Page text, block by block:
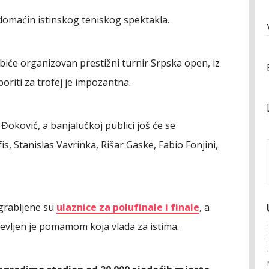
istinskog teniskog spektakla.
organizovan prestižni turnir Srpska open, iz
za trofej je impozantna.
a banjalučkoj publici još će se
Stanislas Vavrinka, Rišar Gaske, Fabio Fonjini,
su ulaznice za polufinale i finale, a
je pomamom koja vlada za istima.